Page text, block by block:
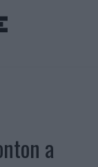
a